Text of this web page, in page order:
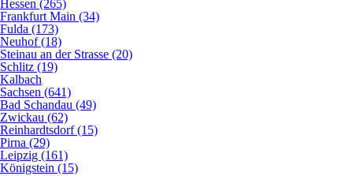
Hessen (265)
Frankfurt Main (34)
Fulda (173)
Neuhof (18)
Steinau an der Strasse (20)
Schlitz (19)
Kalbach
Sachsen (641)
Bad Schandau (49)
Zwickau (62)
Reinhardtsdorf (15)
Pirna (29)
Leipzig (161)
Königstein (15)